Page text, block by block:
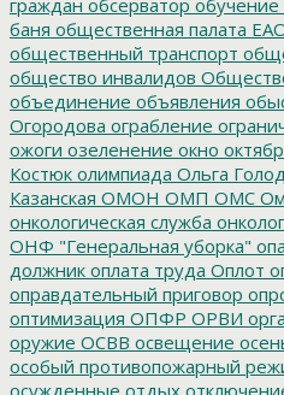
баня общественная палата
общественный транспорт
общество инвалидов
объединение объявления
Огородова ограбление
ожоги озеленение окно
Костюк олимпиада Ольга
Казанская ОМОН ОМП ОМС
онкологическая служба
ОНФ "Генеральная уборка"
должник оплата труда Оплот
оправдательный приговор
оптимизация ОПФР ОРВИ
оружие ОСВВ освещение
особый противопожарный
осужденные отдых